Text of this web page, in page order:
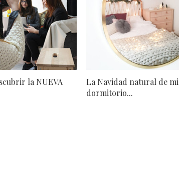
la NUEVA
La Navidad natural de mi
dormitorio...